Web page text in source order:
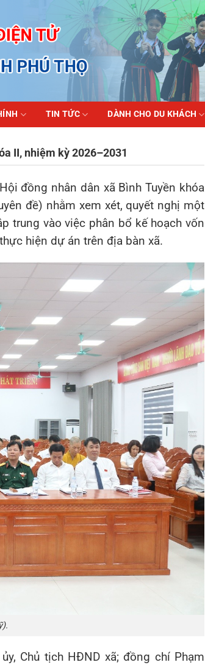
TIN TỨC DÀNH CHO DU KHÁCH
II, nhiệm kỳ 2026–2031
đồng nhân dân xã Bình Tuyền khóa
đề) nhằm xem xét, quyết nghị một
trung vào việc phân bổ kế hoạch vốn
hiện dự án trên địa bàn xã.
Chủ tịch HĐND xã; đồng chí Phạm